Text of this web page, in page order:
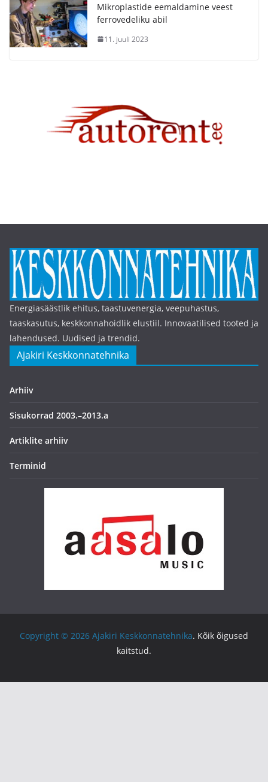
Mikroplastide eemaldamine veest
ferrovedeliku abil
11. juuli 2023
Energiasäästlik ehitus, taastuvenergia, veepuhastus,
taaskasutus, keskkonnahoidlik elustiil. Innovaatilised tooted ja
lahendused. Uudised ja trendid.
Ajakiri Keskkonnatehnika
Arhiiv
Sisukorrad 2003.–2013.a
Artiklite arhiiv
Terminid
Copyright © 2026 Ajakiri Keskkonnatehnika. Kõik õigused
kaitstud.